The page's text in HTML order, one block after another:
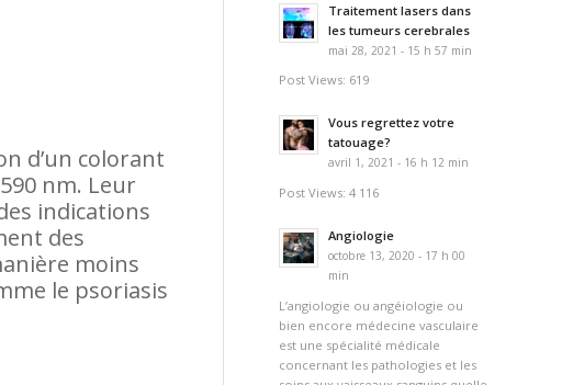
d’un colorant
nm. Leur
indications
des
moins
le psoriasis
Traitement lasers dans
les tumeurs cerebrales
mai 28, 2021 - 15 h 57 min
Post Views: 619
Vous regrettez votre
tatouage?
avril 1, 2021 - 16 h 12 min
Post Views: 4 116
Angiologie
octobre 13, 2020 - 17 h 00
min
L’angiologie ou angéiologie ou
bien encore médecine vasculaire
est une spécialité médicale
concernant les pathologies et les